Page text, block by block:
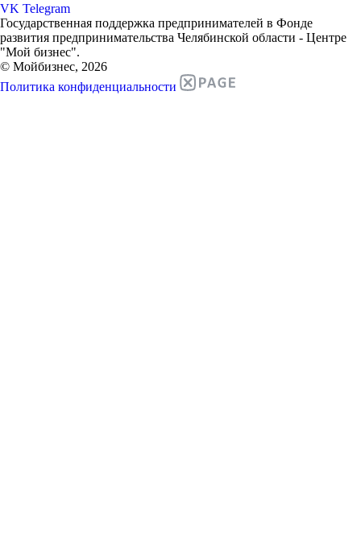
VK Telegram
Государственная поддержка предпринимателей в Фонде
развития предпринимательства Челябинской области - Центре
"Мой бизнес".
© Мойбизнес, 2026
Политика конфиденциальности